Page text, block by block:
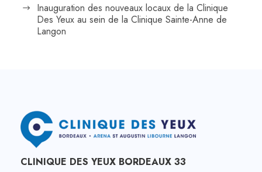
Inauguration des nouveaux locaux de la Clinique
Des Yeux au sein de la Clinique Sainte-Anne de
Langon
CLINIQUE DES YEUX BORDEAUX 33